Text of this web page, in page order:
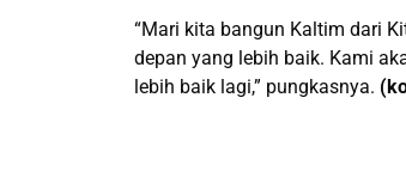
“Mari kita bangun Kaltim dari
depan yang lebih baik. Kami
lebih baik lagi,” pungkasnya.